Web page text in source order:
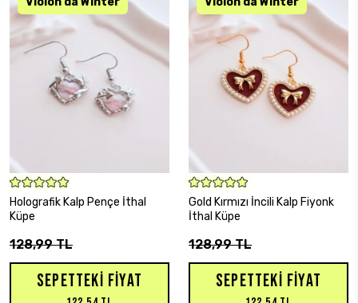
SEPETE EKLE
Holografik Kalp Pençe İthal
Küpe
128,99 TL
SEPETTEKI FIYAT
SEPETE EKLE
Gold Kırmızı İncili Kalp Fiyonk
İthal Küpe
128,99 TL
SEPETTEKI FIYAT